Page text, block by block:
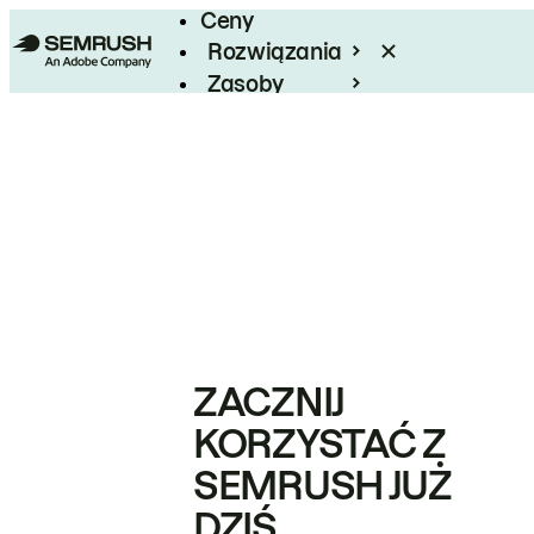
Ceny
Rozwiązania
Zasoby
ZACZNIJ
KORZYSTAĆ Z
SEMRUSH JUŻ